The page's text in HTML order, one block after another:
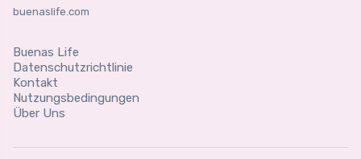
buenaslife.com
Buenas Life
Datenschutzrichtlinie
Kontakt
Nutzungsbedingungen
Über Uns